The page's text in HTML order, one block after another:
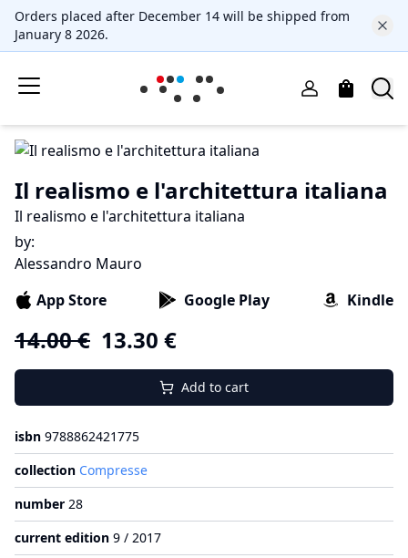
Orders placed after December 14 will be shipped from
January 8 2026.
Il realismo e l'architettura italiana
Il realismo e l'architettura italiana
by:
Alessandro Mauro
App Store
Google Play Kindle
14.00€ 13.30 €
Add to cart
isbn 9788862421775
collection Compresse
number 28
current edition 9 / 2017